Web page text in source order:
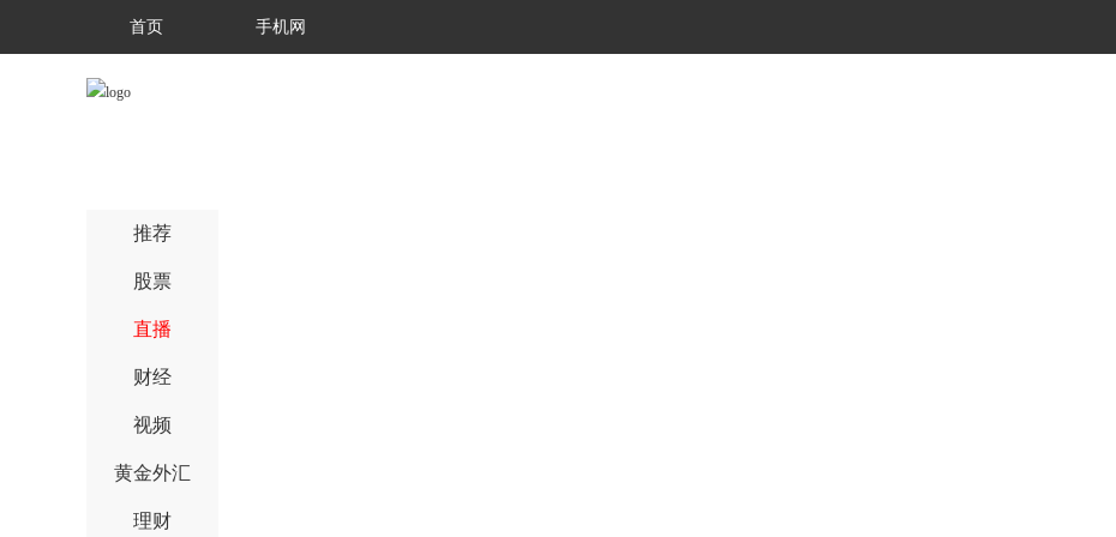
首页 手机网
推荐
股票
直播
财经
视频
黄金外汇
理财